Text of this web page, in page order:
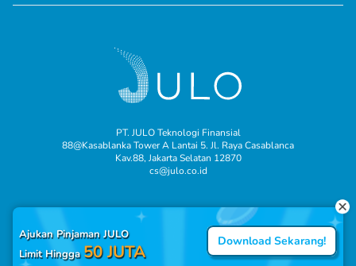
PT. JULO Teknologi Finansial
88@Kasablanka Tower A Lantai 5. Jl. Raya Casablanca
Kav.88, Jakarta Selatan 12870
cs@julo.co.id
Ajukan Pinjaman JULO
Limit Hingga 50 JUTA Download Sekarang!